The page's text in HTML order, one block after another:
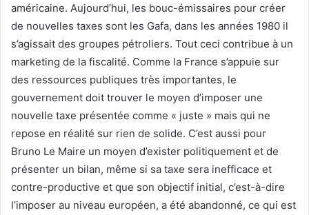
américaine. Aujourd’hui, les bouc-émissaires pour créer
de nouvelles taxes sont les Gafa, dans les années 1980 il
s’agissait des groupes pétroliers. Tout ceci contribue à un
marketing de la fiscalité. Comme la France s’appuie sur
des ressources publiques très importantes, le
gouvernement doit trouver le moyen d’imposer une
nouvelle taxe présentée comme « juste » mais qui ne
repose en réalité sur rien de solide. C’est aussi pour
Bruno Le Maire un moyen d’exister politiquement et de
présenter un bilan, même si sa taxe sera inefficace et
contre-productive et que son objectif initial, c’est-à-dire
l’imposer au niveau européen, a été abandonné, ce qui est